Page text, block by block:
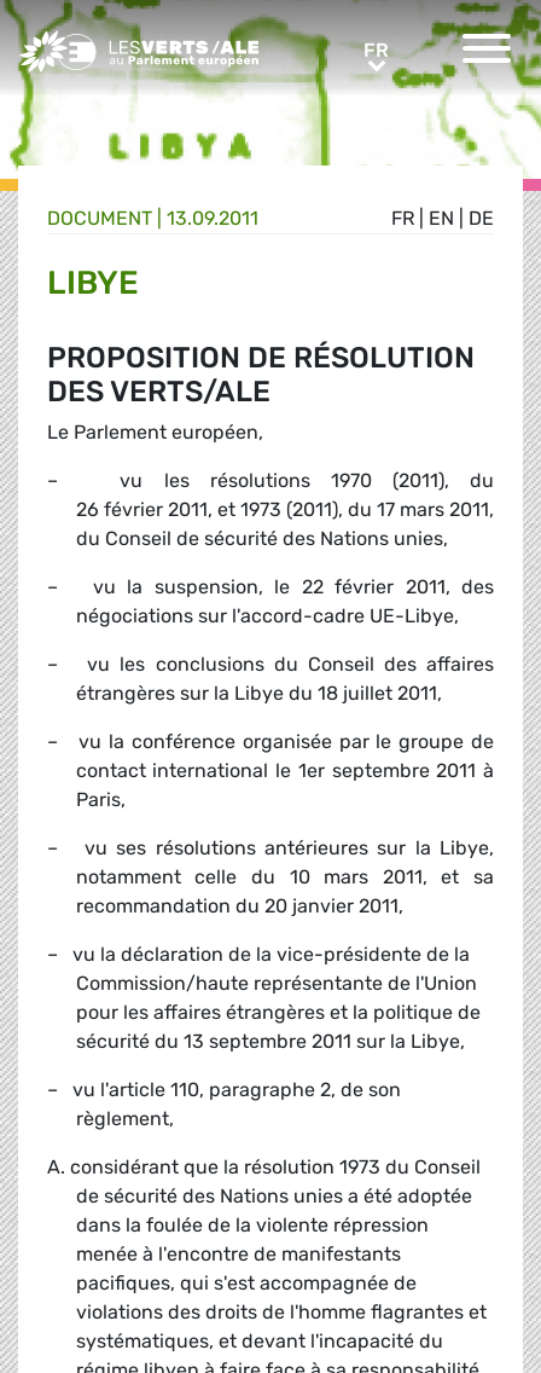
Greens/EFA Home FRFR
FR EN DE
DOCUMENT 13.09.2011
LIBYE
PROPOSITION DE RÉSOLUTION
DES VERTS/ALE
Le Parlement européen,
– vu les résolutions 1970 (2011), du
26 février 2011, et 1973 (2011), du 17 mars 2011,
du Conseil de sécurité des Nations unies,
– vu la suspension, le 22 février 2011, des
négociations sur l'accord-cadre UE-Libye,
– vu les conclusions du Conseil des affaires
étrangères sur la Libye du 18 juillet 2011,
– vu la conférence organisée par le groupe de
contact international le 1erseptembre 2011 à
Paris,
– vu ses résolutions antérieures sur la Libye,
notamment celle du 10 mars 2011, et sa
recommandation du 20 janvier 2011,
– vu la déclaration de la vice-présidente de la
Commission/haute représentante de l'Union
pour les affaires étrangères et la politique de
sécurité du 13 septembre 2011 sur la Libye,
– vu l'article 110, paragraphe 2, de son
règlement,
A. considérant que la résolution 1973 du Conseil
de sécurité des Nations unies a été adoptée
dans la foulée de la violente répression
menée à l'encontre de manifestants
pacifiques, qui s'est accompagnée de
violations des droits de l'homme flagrantes et
systématiques, et devant l'incapacité du